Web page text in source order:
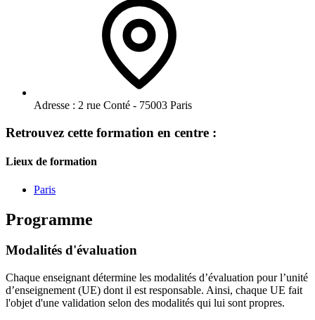
Adresse : 2 rue Conté - 75003 Paris
Retrouvez cette formation en centre :
Lieux de formation
Paris
Programme
Modalités d'évaluation
Chaque enseignant détermine les modalités d’évaluation pour l’unité
d’enseignement (UE) dont il est responsable. Ainsi, chaque UE fait
l'objet d'une validation selon des modalités qui lui sont propres.